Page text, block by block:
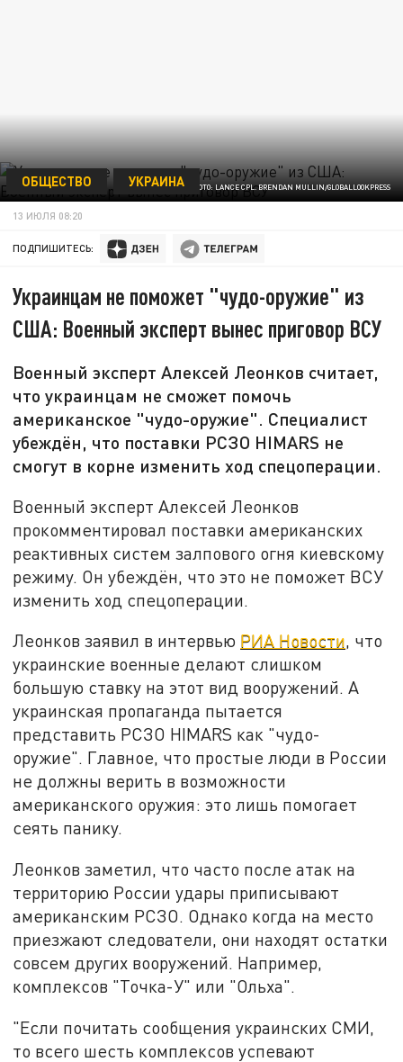
ФОТО: LANCE CPL. BRENDAN MULLIN/GLOBALLOOKPRESS
ОБЩЕСТВО УКРАИНА
13 ИЮЛЯ 08:20
ПОДПИШИТЕСЬ:
Украинцам не поможет "чудо-оружие" из
США: Военный эксперт вынес приговор ВСУ
Военный эксперт Алексей Леонков считает,
что украинцам не сможет помочь
американское "чудо-оружие". Специалист
убеждён, что поставки РСЗО HIMARS не
смогут в корне изменить ход спецоперации.
Военный эксперт Алексей Леонков
прокомментировал поставки американских
реактивных систем залпового огня киевскому
режиму. Он убеждён, что это не поможет ВСУ
изменить ход спецоперации.
Леонков заявил в интервью РИА Новости, что
украинские военные делают слишком
большую ставку на этот вид вооружений. А
украинская пропаганда пытается
представить РСЗО HIMARS как "чудо-
оружие". Главное, что простые люди в России
не должны верить в возможности
американского оружия: это лишь помогает
сеять панику.
Леонков заметил, что часто после атак на
территорию России удары приписывают
американским РСЗО. Однако когда на место
приезжают следователи, они находят остатки
совсем других вооружений. Например,
комплексов "Точка-У" или "Ольха".
"Если почитать сообщения украинских СМИ,
то всего шесть комплексов успевают